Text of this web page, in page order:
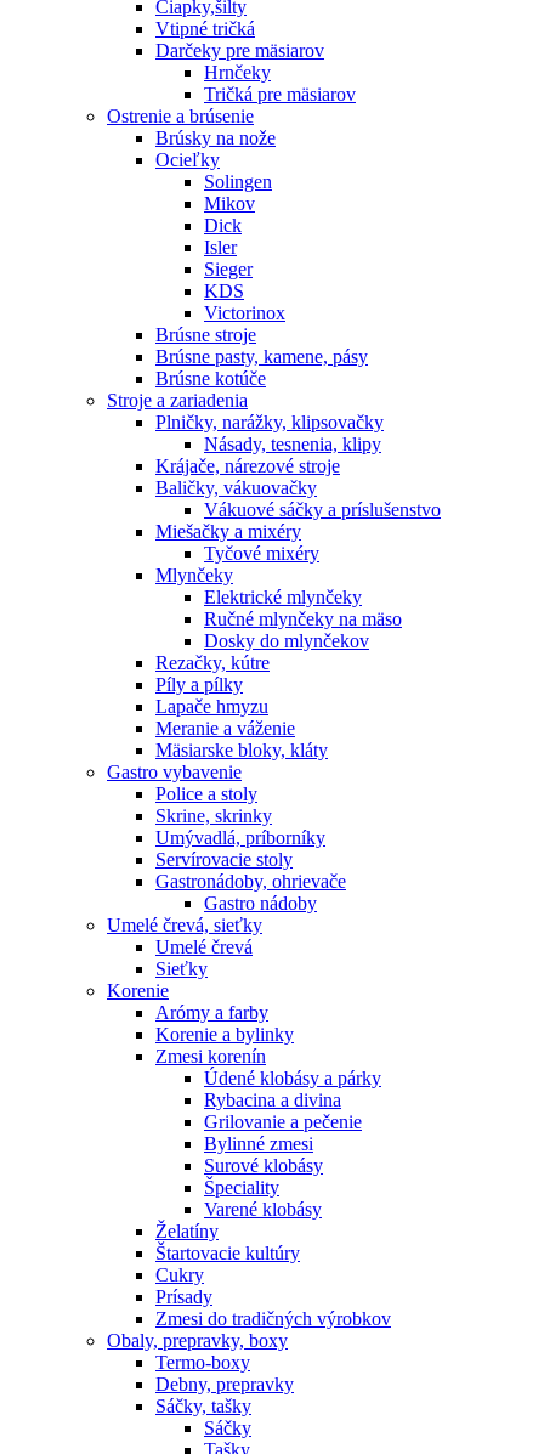
Čiapky,šilty
Vtipné tričká
Darčeky pre mäsiarov
Hrnčeky
Tričká pre mäsiarov
Ostrenie a brúsenie
Brúsky na nože
Ocieľky
Solingen
Mikov
Dick
Isler
Sieger
KDS
Victorinox
Brúsne stroje
Brúsne pasty, kamene, pásy
Brúsne kotúče
Stroje a zariadenia
Plničky, narážky, klipsovačky
Násady, tesnenia, klipy
Krájače, nárezové stroje
Baličky, vákuovačky
Vákuové sáčky a príslušenstvo
Miešačky a mixéry
Tyčové mixéry
Mlynčeky
Elektrické mlynčeky
Ručné mlynčeky na mäso
Dosky do mlynčekov
Rezačky, kútre
Píly a pílky
Lapače hmyzu
Meranie a váženie
Mäsiarske bloky, kláty
Gastro vybavenie
Police a stoly
Skrine, skrinky
Umývadlá, príborníky
Servírovacie stoly
Gastronádoby, ohrievače
Gastro nádoby
Umelé črevá, sieťky
Umelé črevá
Sieťky
Korenie
Arómy a farby
Korenie a bylinky
Zmesi korenín
Údené klobásy a párky
Rybacina a divina
Grilovanie a pečenie
Bylinné zmesi
Surové klobásy
Špeciality
Varené klobásy
Želatíny
Štartovacie kultúry
Cukry
Prísady
Zmesi do tradičných výrobkov
Obaly, prepravky, boxy
Termo-boxy
Debny, prepravky
Sáčky, tašky
Sáčky
Tašky